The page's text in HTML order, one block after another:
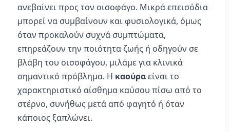
ανεβαίνει προς τον οισοφάγο. Μικρά επεισόδια
μπορεί να συμβαίνουν και φυσιολογικά, όμως
όταν προκαλούν συχνά συμπτώματα,
επηρεάζουν την ποιότητα ζωής ή οδηγούν σε
βλάβη του οισοφάγου, μιλάμε για κλινικά
σημαντικό πρόβλημα. Η καούραείναι το
χαρακτηριστικό αίσθημα καύσου πίσω από το
στέρνο, συνήθως μετά από φαγητό ή όταν
κάποιος ξαπλώνει.